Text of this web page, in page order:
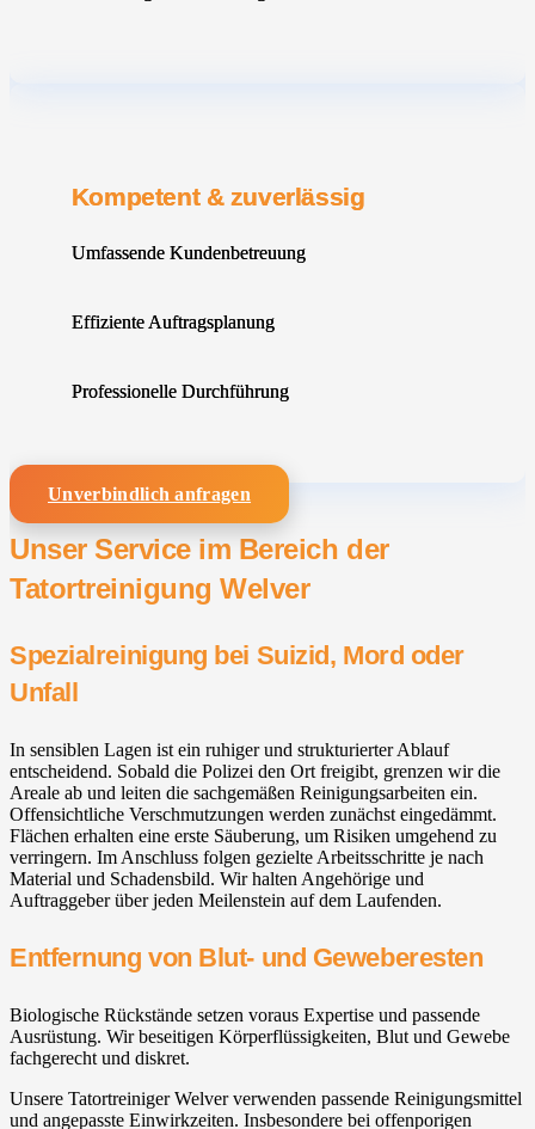
Kompetent & zuverlässig
Umfassende Kundenbetreuung
Effiziente Auftragsplanung
Professionelle Durchführung
Unverbindlich anfragen
Unser Service im Bereich der
Tatortreinigung Welver
Spezialreinigung bei Suizid, Mord oder
Unfall
In sensiblen Lagen ist ein ruhiger und strukturierter Ablauf
entscheidend. Sobald die Polizei den Ort freigibt, grenzen wir die
Areale ab und leiten die sachgemäßen Reinigungsarbeiten ein.
Offensichtliche Verschmutzungen werden zunächst eingedämmt.
Flächen erhalten eine erste Säuberung, um Risiken umgehend zu
verringern. Im Anschluss folgen gezielte Arbeitsschritte je nach
Material und Schadensbild. Wir halten Angehörige und
Auftraggeber über jeden Meilenstein auf dem Laufenden.
Entfernung von Blut- und Geweberesten
Biologische Rückstände setzen voraus Expertise und passende
Ausrüstung. Wir beseitigen Körperflüssigkeiten, Blut und Gewebe
fachgerecht und diskret.
Unsere Tatortreiniger Welver verwenden passende Reinigungsmittel
und angepasste Einwirkzeiten. Insbesondere bei offenporigen